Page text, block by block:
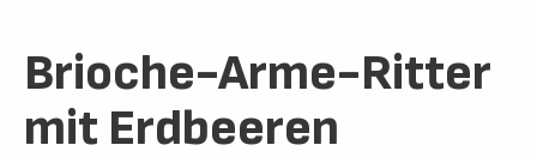
Brioche-Arme-Ritter
mit Erdbeeren